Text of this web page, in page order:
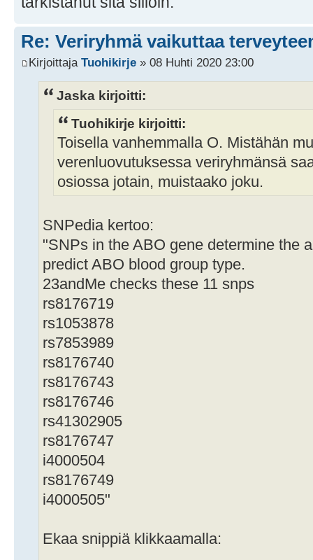
Re: Veriryhmä vaikuttaa
Kirjoittaja Tuohikirje » 08 Huhti 2020 23:00
Jaska kirjoitti:
Tuohikirje kirjoitti:
Toisella vanhemmalla O. Mistähän
verenluovutuksessa veriryhmänsä
osiossa jotain, muistaako joku.
SNPedia kertoo:
"SNPs in the ABO gene determine the
predict ABO blood group type.
23andMe checks these 11 snps
rs8176719
rs1053878
rs7853989
rs8176740
rs8176743
rs8176746
rs41302905
rs8176747
i4000504
rs8176749
i4000505"
Ekaa snippiä klikkaamalla: